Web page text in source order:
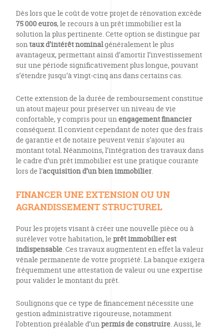
Dès lors que le coût de votre projet de rénovation excède
75 000 euros, le recours à un prêt immobilier est la
solution la plus pertinente. Cette option se distingue par
sontaux d’intérêt nominalgénéralement le plus
avantageux, permettant ainsi d’amortir l’investissement
sur une période significativement plus longue, pouvant
s’étendre jusqu’à vingt-cinq ans dans certains cas.
Cette extension de la durée de remboursement constitue
un atout majeur pour préserver un niveau de vie
confortable, y compris pour unengagement financier
conséquent. Il convient cependant de noter que des frais
de garantie et de notaire peuvent venir s’ajouter au
montant total. Néanmoins, l’intégration des travaux dans
le cadre d’un prêt immobilier est une pratique courante
lors de l’acquisition d’un bien immobilier.
FINANCER UNE EXTENSION OU UN
AGRANDISSEMENT STRUCTUREL
Pour les projets visant à créer une nouvelle pièce ou à
surélever votre habitation, le prêt immobilier est
indispensable. Ces travaux augmentent en effet la valeur
vénale permanente de votre propriété. La banque exigera
fréquemment une attestation de valeur ou une expertise
pour valider le montant du prêt.
Soulignons que ce type de financement nécessite une
gestion administrative rigoureuse, notamment
l’obtention préalable d’unpermis de construire. Aussi, le